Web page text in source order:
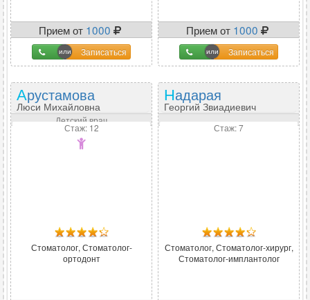
Прием от 1000
Записаться
Прием от 1000
Записаться
Арустамова
Люси Михайловна
Детский врач
Стаж: 12
Стоматолог, Стоматолог-
ортодонт
Надарая
Георгий Звиадиевич
Стаж: 7
Стоматолог, Стоматолог-хирург,
Стоматолог-имплантолог